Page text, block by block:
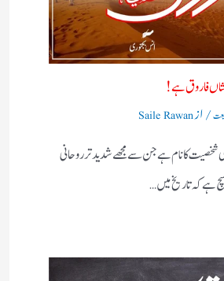
فاروق ہے!
/ ازSaile Rawan
شخصیت کا نام ہے جن سے مجھے شدید تر روحانی
ہے کہ تاریخ میں…